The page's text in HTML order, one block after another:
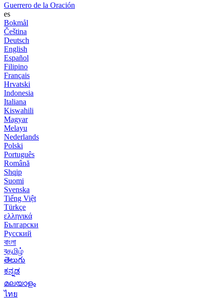
Guerrero de la Oración
es
Bokmål
Čeština
Deutsch
English
Español
Filipino
Français
Hrvatski
Indonesia
Italiana
Kiswahili
Magyar
Melayu
Nederlands
Polski
Português
Română
Shqip
Suomi
Svenska
Tiếng Việt
Türkçe
ελληνικά
Български
Русский
বাংলা
বதமிழ்
తెలుగు
ಕನ್ನಡ
മലയാളം
ไทย